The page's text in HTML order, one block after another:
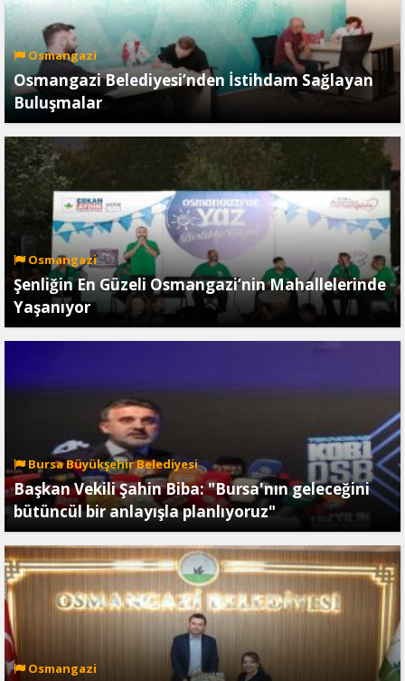
Osmangazi
Osmangazi Belediyesi’nden İstihdam Sağlayan
Buluşmalar
Osmangazi
Şenliğin En Güzeli Osmangazi’nin Mahallelerinde
Yaşanıyor
Bursa Büyükşehir Belediyesi
Başkan Vekili Şahin Biba: "Bursa'nın geleceğini
bütüncül bir anlayışla planlıyoruz"
Osmangazi